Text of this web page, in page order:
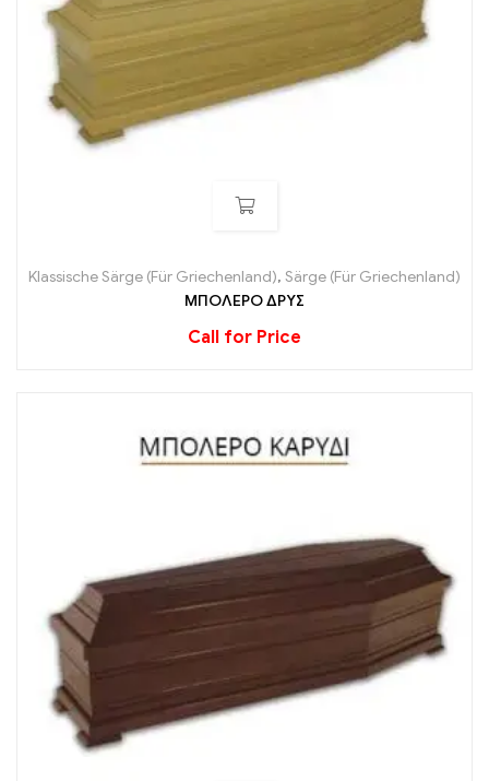
Klassische Särge (Für Griechenland), Särge (Für Griechenland)
ΜΠΟΛΕΡΟ ΔΡΥΣ
Call for Price